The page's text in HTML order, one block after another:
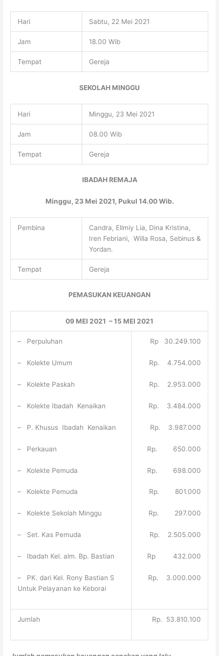
Hari Sabtu, 22 Mei 2021
Jam 18.00 Wib
Tempat Gereja
SEKOLAH MINGGU
Hari Minggu, 23 Mei 2021
Jam 08.00 Wib
Tempat Gereja
IBADAH REMAJA
Minggu, 23 Mei 2021, Pukul 14.00 Wib.
Pembina
Candra, Ellmiy Lia, Dina Kristina,
Iren Febriani, Willa Rosa, Sebinus &
Yordan.
Tempat Gereja
PEMASUKAN KEUANGAN
09 MEI 2021 – 15 MEI 2021
– Perpuluhan
– Kolekte Umum
– Kolekte Paskah
– Kolekte Ibadah Kenaikan
– P. Khusus Ibadah Kenaikan
– Perkauan
– Kolekte Pemuda
– Kolekte Pemuda
– Kolekte Sekolah Minggu
– Set. Kas Pemuda
– Ibadah Kel. alm. Bp. Bastian
– PK. dari Kel. Rony Bastian S
Untuk Pelayanan ke Keborai
Rp 30.249.100
Rp. 4.754.000
Rp. 2.953.000
Rp. 3.484.000
Rp. 3.987.000
Rp. 650.000
Rp. 698.000
Rp. 801.000
Rp. 297.000
Rp. 2.505.000
Rp 432.000
Rp. 3.000.000
Jumlah Rp. 53.810.100